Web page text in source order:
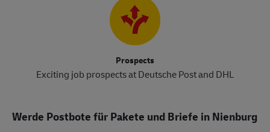
Prospects
Exciting job prospects at Deutsche Post and DHL
Werde Postbote für Pakete und Briefe in Nienburg